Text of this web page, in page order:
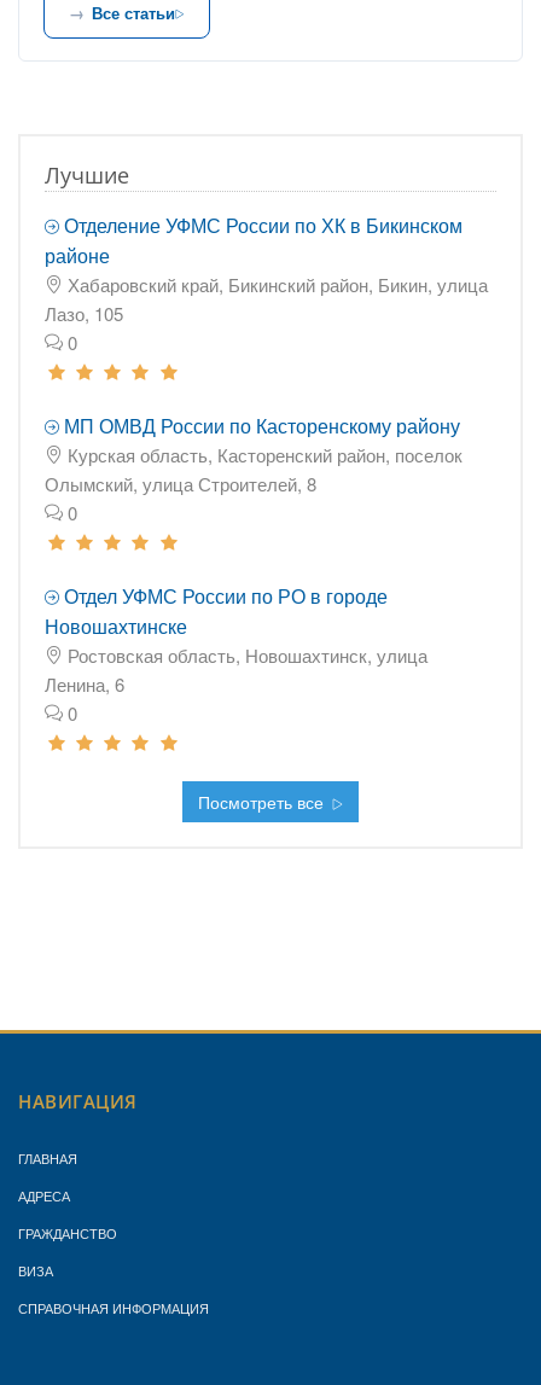
Все статьи
Лучшие
Отделение УФМС России по ХК в Бикинском
районе
Хабаровский край, Бикинский район, Бикин, улица
Лазо, 105
0
МП ОМВД России по Касторенскому району
Курская область, Касторенский район, поселок
Олымский, улица Строителей, 8
0
Отдел УФМС России по РО в городе
Новошахтинске
Ростовская область, Новошахтинск, улица
Ленина, 6
0
Посмотреть все
НАВИГАЦИЯ
ГЛАВНАЯ
АДРЕСА
ГРАЖДАНСТВО
ВИЗА
СПРАВОЧНАЯ ИНФОРМАЦИЯ